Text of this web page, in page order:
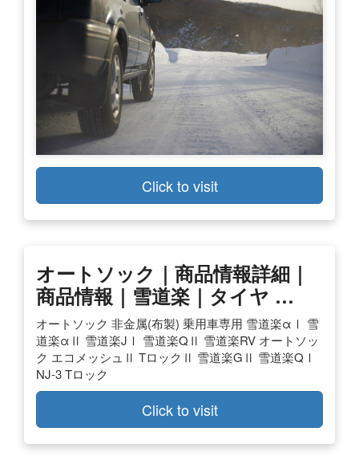
Click to visit
オートソック｜商品情報詳細｜
商品情報｜雪道楽｜タイヤ …
オートソック 非金属(布製) 乗用車専用 雪道楽αⅠ 雪
道楽αⅡ 雪道楽JⅠ 雪道楽QⅡ 雪道楽RV オートソッ
ク エコメッシュⅡ TロックⅡ 雪道楽GⅡ 雪道楽QⅠ
NJ-3 Tロック
Click to visit